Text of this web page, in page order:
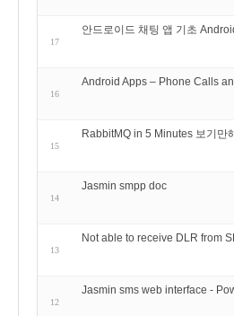
17
안드로이드 채팅 앱 기초
16
Android Apps – Phone Calls
15
RabbitMQ in 5 Minutes 보기만
14
Jasmin smpp doc
13
Not able to receive DLR from
12
Jasmin sms web interface -